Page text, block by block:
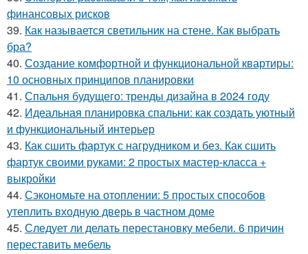
финансовых рисков
39. Как называется светильник на стене. Как выбрать
бра?
40. Создание комфортной и функциональной квартиры:
10 основных принципов планировки
41. Спальня будущего: тренды дизайна в 2024 году
42. Идеальная планировка спальни: как создать уютный
и функциональный интерьер
43. Как сшить фартук с нагрудником и без. Как сшить
фартук своими руками: 2 простых мастер-класса +
выкройки
44. Сэкономьте на отоплении: 5 простых способов
утеплить входную дверь в частном доме
45. Следует ли делать перестановку мебели. 6 причин
переставить мебель